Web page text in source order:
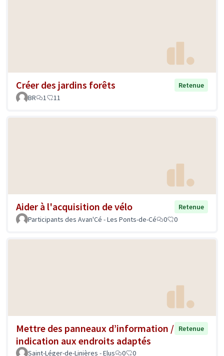
Créer des jardins forêts
Retenue
BR
1 11
Aider à l'acquisition de vélo
Retenue
Participants des Avan'Cé - Les Ponts-de-Cé
0 0
Mettre des panneaux d’information /
indication aux endroits adaptés
Retenue
Saint-Léger-de-Linières - Elus 0 0